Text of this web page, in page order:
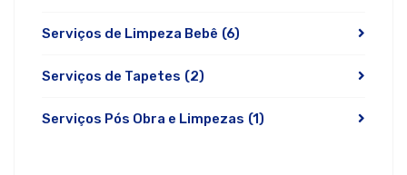
Serviços de Limpeza Bebê (6)
Serviços de Tapetes (2)
Serviços Pós Obra e Limpezas (1)